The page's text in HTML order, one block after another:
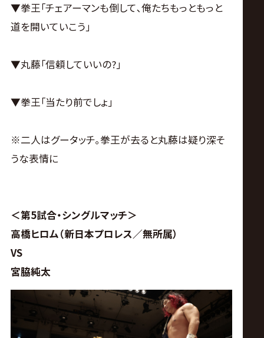
▼拳王｢チェアーマンも倒して､俺たちもっともっと
道を開いていこう｣
▼丸藤｢信頼していいの?｣
▼拳王｢当たり前でしょ｣
※二人はグータッチ｡拳王が去ると丸藤は疑り深そ
うな表情に
＜第5試合・シングルマッチ＞
高橋ヒロム（新日本プロレス／無所属）
VS
宮脇純太